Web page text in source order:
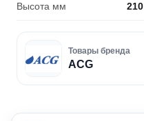
Высота мм 210
Товары бренда
ACG